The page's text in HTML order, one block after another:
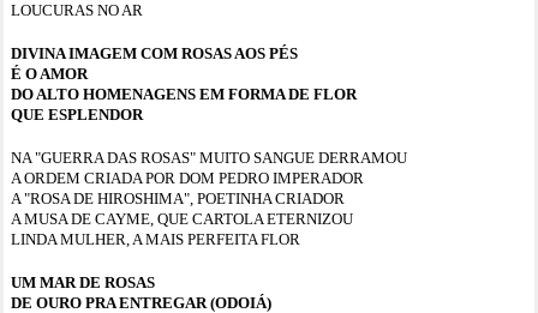
LOUCURAS NO AR
DIVINA IMAGEM COM ROSAS AOS PÉS
É O AMOR
DO ALTO HOMENAGENS EM FORMA DE FLOR
QUE ESPLENDOR
NA "GUERRA DAS ROSAS" MUITO SANGUE DERRAMOU
A ORDEM CRIADA POR DOM PEDRO IMPERADOR
A "ROSA DE HIROSHIMA", POETINHA CRIADOR
A MUSA DE CAYME, QUE CARTOLA ETERNIZOU
LINDA MULHER, A MAIS PERFEITA FLOR
UM MAR DE ROSAS
DE OURO PRA ENTREGAR (ODOIÁ)